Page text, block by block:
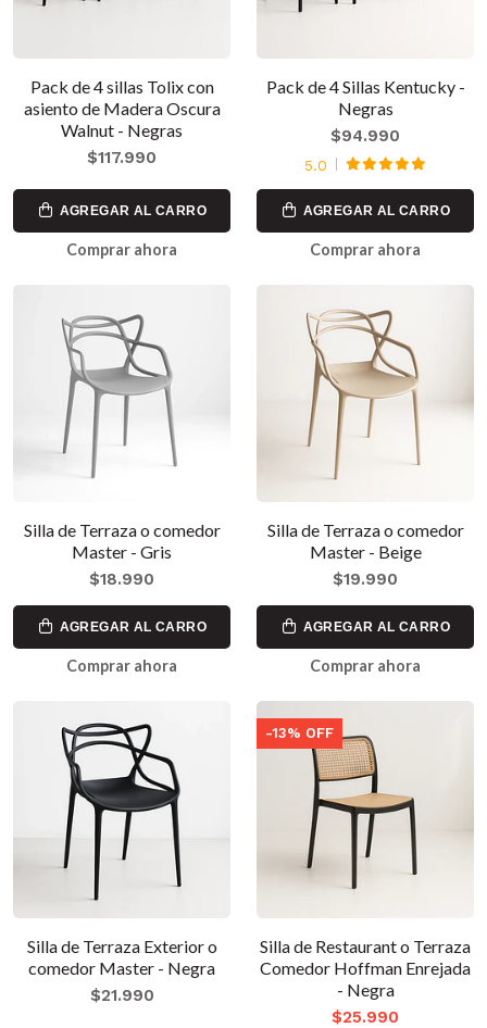
Pack de 4 sillas Tolix con
asiento de Madera Oscura
Walnut - Negras
$117.990
AGREGAR AL CARRO
Comprar ahora
Pack de 4 Sillas Kentucky -
Negras
$94.990
5.0
AGREGAR AL CARRO
Comprar ahora
Silla de Terraza o comedor
Master - Gris
$18.990
AGREGAR AL CARRO
Comprar ahora
Silla de Terraza o comedor
Master - Beige
$19.990
AGREGAR AL CARRO
Comprar ahora
Silla de Terraza Exterior o
comedor Master - Negra
$21.990
-13% OFF
Silla de Restaurant o Terraza
Comedor Hoffman Enrejada
- Negra
$25.990